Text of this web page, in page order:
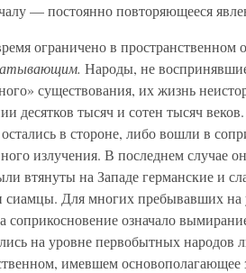
— постоянно повторяющееся
ограничено в
Народы, не
существования, их жизнь
десятков тысяч и сотен тысяч
в стороне, либо вошли в
излучения. В последнем случае
втянуты на Западе германские и
Для многих пребывавших на
соприкосновение означало
на уровне первобытных народов
имевшем основополагающее